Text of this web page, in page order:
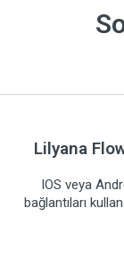
Lilyana
IOS veya
bağlantıları